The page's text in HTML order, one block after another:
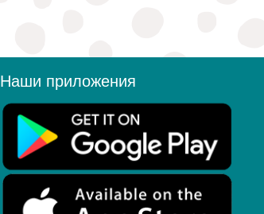
Наши приложения